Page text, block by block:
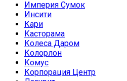
Империя Сумок
Инсити
Кари
Касторама
Колеса Даром
Колорлон
Комус
Корпорация Центр